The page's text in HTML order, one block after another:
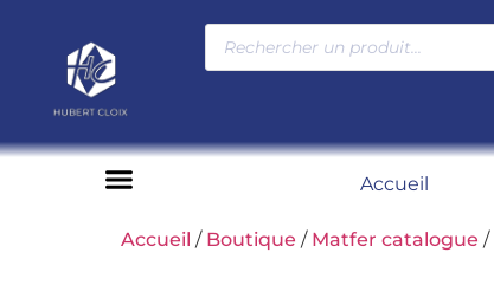
Accueil
Accueil / Boutique / Matfer catalogue /